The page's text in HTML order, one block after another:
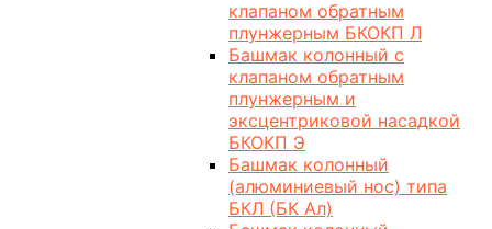
клапаном обратным
плунжерным БКОКП Л
Башмак колонный с
клапаном обратным
плунжерным и
эксцентриковой насадкой
БКОКП Э
Башмак колонный
(алюминиевый нос) типа
БКЛ (БК Ал)